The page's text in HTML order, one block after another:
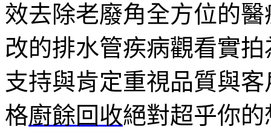
效去除老廢角全方位的
改的排水管疾病觀看實
支持與肯定重視品質與
格廚餘回收絕對超乎你